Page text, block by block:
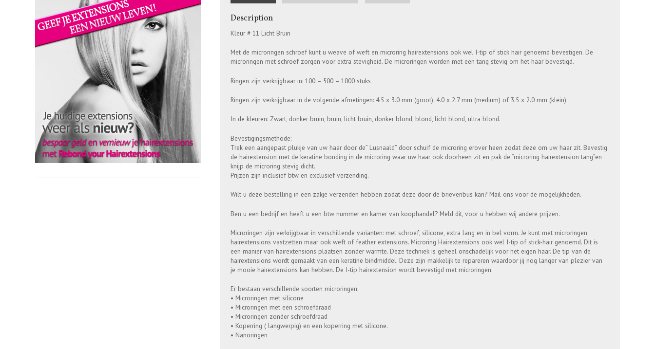
Description
Kleur # 11 Licht Bruin
Met de microringen schroef kunt u weave of weft en microring hairextensions ook wel I-tip of stick hair genoemd bevestigen. De
microringen met schroef zorgen voor extra stevigheid. De microringen worden met een tang stevig om het haar bevestigd.
Ringen zijn verkrijgbaar in: 100 – 500 – 1000 stuks
Ringen zijn verkrijgbaar in de volgende afmetingen: 4.5 x 3.0 mm (groot), 4.0 x 2.7 mm (medium) of 3.5 x 2.0 mm (klein)
In de kleuren: Zwart, donker bruin, bruin, licht bruin, donker blond, blond, licht blond, ultra blond.
Bevestigingsmethode:
Trek een aangepast plukje van uw haar door de” Lusnaald” door schuif de microring erover heen zodat deze om uw haar zit. Bevestig
de hairextension met de keratine bonding in de microring waar uw haar ook doorheen zit en pak de “microring hairextension tang”en
knijp de microring stevig dicht.
Prijzen zijn inclusief btw en exclusief verzending.
Wilt u deze bestelling in een zakje verzenden hebben zodat deze door de brievenbus kan? Mail ons voor de mogelijkheden.
Ben u een bedrijf en heeft u een btw nummer en kamer van koophandel? Meld dit, voor u hebben wij andere prijzen.
Microringen zijn verkrijgbaar in verschillende varianten: met schroef, silicone, extra lang en in bel vorm. Je kunt met microringen
hairextensions vastzetten maar ook weft of feather extensions. Microring Hairextensions ook wel I-tip of stick-hair genoemd. Dit is
een manier van hairextensions plaatsen zonder warmte. Deze techniek is geheel onschadelijk voor het eigen haar. De tip van de
hairextensions wordt gemaakt van een keratine bindmiddel. Deze zijn makkelijk te repareren waardoor jij nog langer van plezier van
je mooie hairextensions kan hebben. De I-tip hairextension wordt bevestigd met microringen.
Er bestaan verschillende soorten microringen:
• Microringen met silicone
• Microringen met een schroefdraad
• Microringen zonder schroefdraad
• Koperring ( langwerpig) en een koperring met silicone.
• Nanoringen